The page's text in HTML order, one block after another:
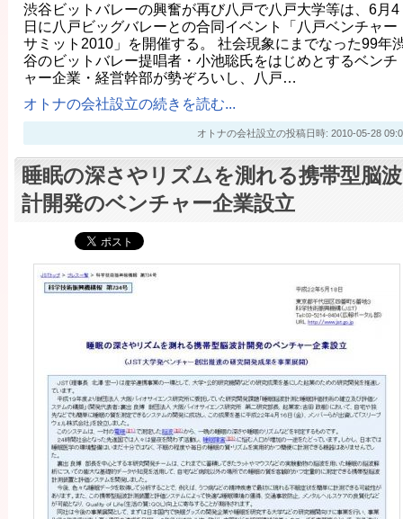
渋谷ビットバレーの興奮が再び八戸で八戸大学等は、6月4
日に八戸ビッグバレーとの合同イベント「八戸ベンチャー
サミット2010」を開催する。 社会現象にまでなった99年
谷のビットバレー提唱者・小池聡氏をはじめとするベンチ
ャー企業・経営幹部が勢ぞろいし、八戸…
オトナの会社設立の続きを読む...
オトナの会社設立の投稿日時: 2010-05-28
睡眠の深さやリズムを測れる携帯型脳波
計開発のベンチャー企業設立